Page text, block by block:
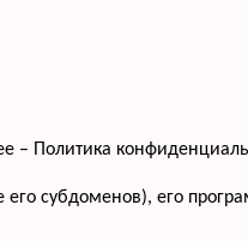
Политика
субдоменов), его